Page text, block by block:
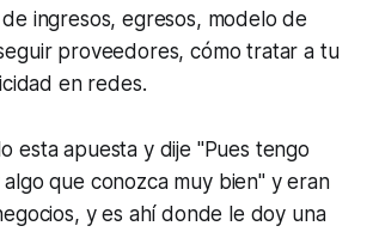
ingresos, egresos, modelo de
proveedores, cómo tratar a tu
en redes.
esta apuesta y dije "Pues tengo
que conozca muy bien" y eran
y es ahí donde le doy una